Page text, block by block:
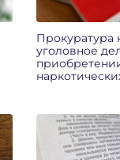
Прокуратура
уголовное